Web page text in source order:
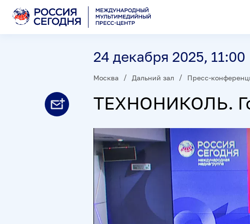
24 декабря 2025, 11:00
Москва Дальний зал Пресс-
ТЕХНОНИКОЛЬ.